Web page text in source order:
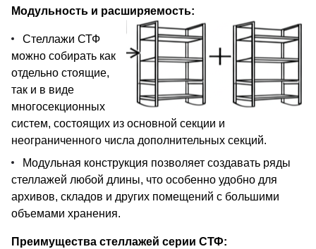
Модульность и расширяемость:
Стеллажи СТФ
можно собирать как
отдельно стоящие,
так и в виде
многосекционных
систем, состоящих из основной секции и
неограниченного числа дополнительных секций.
Модульная конструкция позволяет создавать ряды
стеллажей любой длины, что особенно удобно для
архивов, складов и других помещений с большими
объемами хранения.
Преимущества стеллажей серии СТФ: